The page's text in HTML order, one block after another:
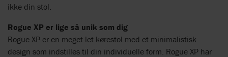
ikke din stol.
Rogue XP er lige så unik som dig
Rogue XP er en meget let kørestol med et minimalistisk
design som indstilles til din individuelle form. Rogue XP har